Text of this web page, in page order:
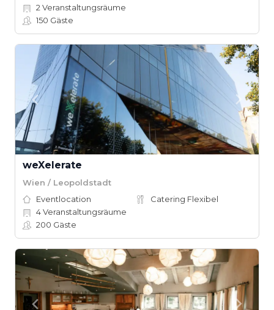
2 Veranstaltungsräume
150 Gäste
weXelerate
Wien / Leopoldstadt
Eventlocation
Catering Flexibel
4Veranstaltungsräume
200 Gäste